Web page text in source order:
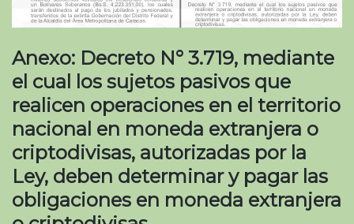
Anexo: Decreto N° 3.719, mediante
el cual los sujetos pasivos que
realicen operaciones en el territorio
nacional en moneda extranjera o
criptodivisas, autorizadas por la
Ley, deben determinar y pagar las
obligaciones en moneda extranjera